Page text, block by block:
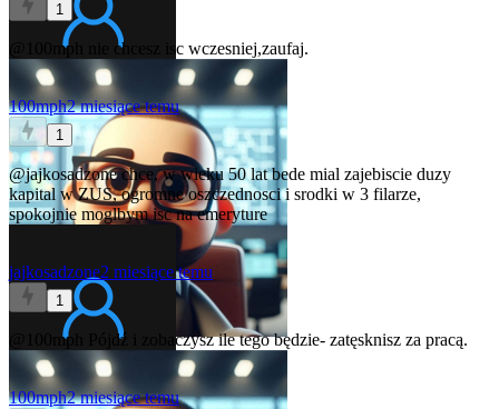
1
@100mph nie chcesz isc wczesniej,zaufaj.
100mph2 miesiące temu
1
@jajkosadzonechce, w wieku 50 lat bede mial zajebiscie duzy
kapital w ZUS, ogromne oszczednosci i srodki w 3 filarze,
spokojnie moglbym isc na emeryture
jajkosadzone2 miesiące temu
1
@100mph Pójdź i zobaczysz ile tego będzie- zatęsknisz za pracą.
100mph2 miesiące temu